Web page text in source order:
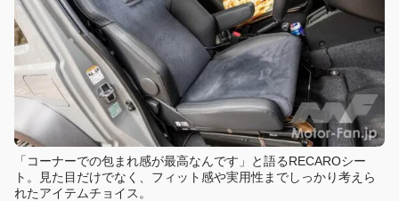
「コーナーでの包まれ感が最高なんです」と語るRECAROシー
ト。見た目だけでなく、フィット感や実用性までしっかり考えら
れたアイテムチョイス。